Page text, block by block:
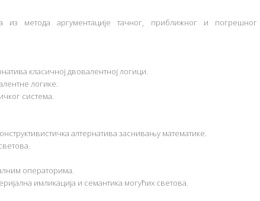
метода аргументације тачног, приближног и погрешног
класичној двовалентној логици.
логике.
система.
алтернатива заснивању математике.
операторима.
имликација и семантика могућих светова.